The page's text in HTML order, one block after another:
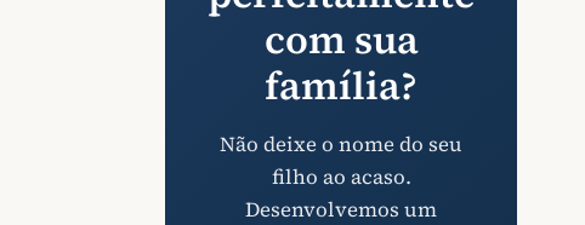
com sua
família?
Não deixe o nome do seu
filho ao acaso.
Desenvolvemos um